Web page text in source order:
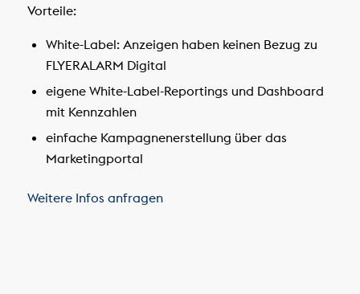
Vorteile:
White-Label: Anzeigen haben keinen Bezug zu
FLYERALARM Digital
eigene White-Label-Reportings und Dashboard
mit Kennzahlen
einfache Kampagnenerstellung über das
Marketingportal
Weitere Infos anfragen